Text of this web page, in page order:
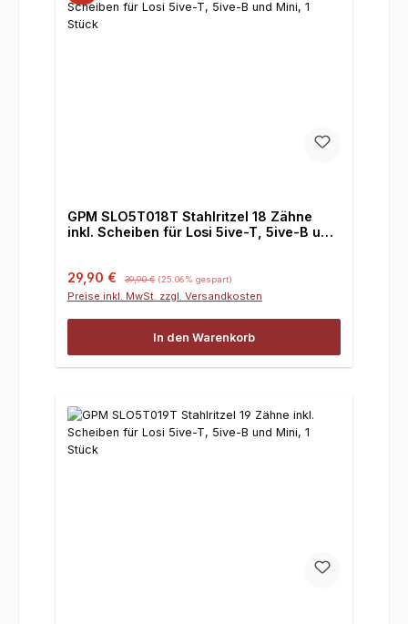
GPM SLO5T018T Stahlritzel 18 Zähne
inkl. Scheiben für Losi 5ive-T, 5ive-B und
Verkaufspreis:
29,90 € 39,90 € (25.06% gespart)
Preise inkl. MwSt. zzgl. Versandkosten
In den Warenkorb